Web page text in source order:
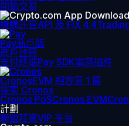
開始交易
機構託管API 及 FIX 4.4
Pay商戶版
商戶註冊
支付終端Pay SDK電商插件
CronosEVM 相容第 1 層
探索 Cronos
Cronos PoSCronos EVM
計劃
聯盟莊家VIP 平台